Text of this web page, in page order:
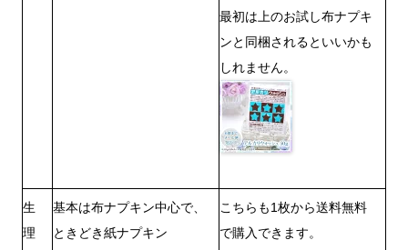
最初は上のお試し布ナプキ
ンと同梱されるといいかも
しれません。
生
理
基本は布ナプキン中心で、
ときどき紙ナプキン
こちらも1枚から送料無料
で購入できます。